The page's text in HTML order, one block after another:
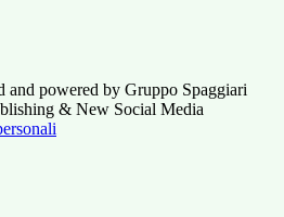
and powered by Gruppo Spaggiari
& New Social Media